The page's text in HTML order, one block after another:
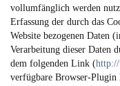
vollumfänglich werden
Erfassung der durch das
Website bezogenen Daten
Verarbeitung dieser Daten
dem folgenden Link (http://
verfügbare Browser-